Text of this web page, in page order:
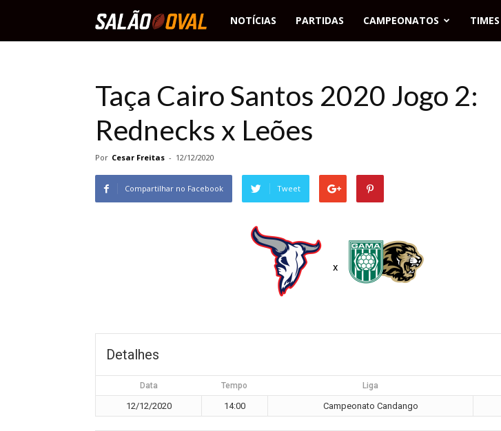
Salão
NOTÍCIAS PARTIDAS CAMPEONATOS TIMES
Taça Cairo Santos 2020 Jogo 2:
Rednecks x Leões
Por Cesar Freitas - 12/12/2020
Compartilhar no Facebook Tweet
x
Detalhes
Data Tempo Liga
12/12/2020 14:00 Campeonato Candango